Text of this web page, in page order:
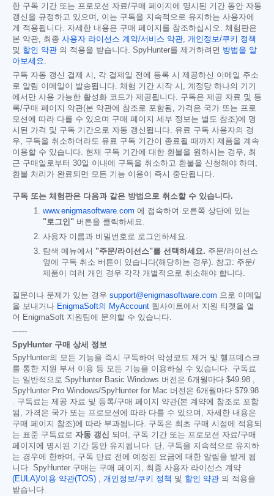
한 구독 기간 또는 프로모션 자료/구매 페이지에 명시된 기간 동안 자동
갱신을 규정하고 있으며, 이는 구독을 지속적으로 유지하는 사용자에
게 적용됩니다. 자세한 내용은 구매 페이지를 참조하십시오. 체험판은
본 약관, 최종 사용자 라이선스 계약/서비스 약관
개인정보/쿠키 정책
및 할인 약관 의 적용을 받습니다. SpyHunter를 제거하려면 방법을 알
아보세요
구독 자동 갱신 결제 시, 각 결제일 전에 등록 시 제공하신 이메일 주소
로 알림 이메일이 발송됩니다. 체험 기간 시작 시, 계정당 하나의 기기
에서만 사용 가능한 활성화 코드가 제공됩니다. 구독은 제공 자료 및 등
록/구매 페이지 약관(본 약관에 참조로 포함됨, 가격은 국가 또는 프로
모션에 따라 다를 수 있으며 구매 페이지 세부 정보는 별도 참조)에 명
시된 가격 및 구독 기간으로 자동 갱신됩니다. 유료 구독 사용자의 경
우, 구독을 취소하더라도 유료 구독 기간이 종료될 때까지 제품을 계속
이용할 수 있습니다. 현재 구독 기간에 대한 환불을 원하시는 경우, 최
근 구매일로부터 30일 이내에 구독을 취소하고 환불을 신청해야 하며,
환불 처리가 완료되면 모든 기능 이용이 즉시 중단됩니다.
구독 또는 체험판은 다음과 같은 방법으로 취소할 수 있습니다.
www.enigmasoftware.com 에 접속하여 오른쪽 상단에 있는
"로그인" 버튼을 클릭하세요.
사용자 이름과 비밀번호로 로그인하세요.
탐색 메뉴에서 "주문/라이선스"를 선택하세요. 주문/라이선스
옆에 구독 취소 버튼이 있습니다(해당하는 경우). 참고: 주문/
제품이 여러 개인 경우 각각 개별적으로 취소해야 합니다.
질문이나 문제가 있는 경우 support@enigmasoftware.com 으로 이메일
을 보내거나 EnigmaSoft의 MyAccount 웹사이트에서 지원 티켓을 열
어 EnigmaSoft 지원팀에 문의할 수 있습니다.
------
SpyHunter 구매 상세 정보
SpyHunter의 모든 기능을 즉시 구독하여 악성코드 제거 및 헬프데스크
를 통한 지원 부서 이용 등 모든 기능을 이용하실 수 있습니다. 구독료
는 일반적으로 SpyHunter Basic Windows 버전은 6개월마다 $49.98 ,
SpyHunter Pro Windows/SpyHunter for Mac 버전은 6개월마다 $79.98
. 구독료는 제공 자료 및 등록/구매 페이지 약관(본 계약에 참조로 포함
됨, 가격은 국가 또는 프로모션에 따라 다를 수 있으며, 자세한 내용은
구매 페이지 참조)에 따라 부과됩니다. 구독은 최초 구매 시점에 적용되
는 표준 구독료로 자동 갱신 되며, 구독 기간 또는 프로모션 자료/구매
페이지에 명시된 기간 동안 유지됩니다. 단, 구독을 지속적으로 유지하
는 경우에 한하며, 구독 만료 전에 예정된 요금에 대한 알림을 받게 됩
니다. SpyHunter 구매는 구매 페이지, 최종 사용자 라이선스 계약
(EULA)/이용 약관(TOS) , 개인정보/쿠키 정책 및 할인 약관 의 적용을
받습니다.